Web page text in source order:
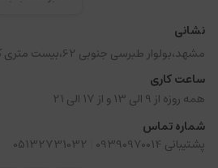
نشانی
مشهد،بولوار طبرسی جنوبی 62،بیست متری کافی،کافی 10 پلاک 4 واحد 2
ساعت کاری
همه روزه از 9 الی 13 و از 17 الی 21
شماره تماس
پشتیبانی 09390970014
05132731032